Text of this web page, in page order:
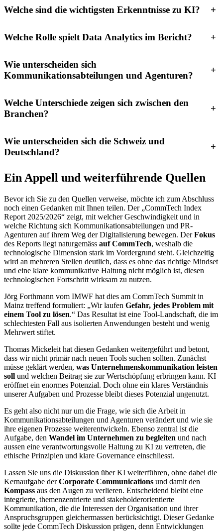
Welche sind die wichtigsten Erkenntnisse zu KI? +
Welche Rolle spielt Data Analytics im Bericht? +
Wie unterscheiden sich
Kommunikationsabteilungen und Agenturen?
+
Welche Unterschiede zeigen sich zwischen den
Branchen?
+
Wie unterscheiden sich die Schweiz und
Deutschland?
+
Ein Appell und weiterführende Quellen
Bevor ich Sie zu den Quellen verweise, möchte ich zum Abschluss
noch einen Gedanken mit Ihnen teilen. Der „CommTech Index
Report 2025/2026“ zeigt, mit welcher Geschwindigkeit und in
welche Richtung sich Kommunikationsabteilungen und PR-
Agenturen auf ihrem Weg der Digitalisierung bewegen. DerFokus
des Reports liegt naturgemäss auf CommTech, weshalb die
technologische Dimension stark im Vordergrund steht. Gleichzeitig
wird an mehreren Stellen deutlich, dass es ohne das richtige Mindset
und eine klare kommunikative Haltung nicht möglich ist, diesen
technologischen Fortschritt wirksam zu nutzen.
Jörg Forthmann vom IMWF hat dies am CommTech Summit in
Mainz treffend formuliert: „Wir laufen Gefahr, jedes Problem mit
einem Tool zu lösen.“ Das Resultat ist eine Tool-Landschaft, die im
schlechtesten Fall aus isolierten Anwendungen besteht und wenig
Mehrwert stiftet.
Thomas Mickeleit hat diesen Gedanken weitergeführt und betont,
dass wir nicht primär nach neuen Tools suchen sollten. Zunächst
müsse geklärt werden, was Unternehmenskommunikation leisten
soll und welchen Beitrag sie zur Wertschöpfung erbringen kann. KI
eröffnet ein enormes Potenzial. Doch ohne ein klares Verständnis
unserer Aufgaben und Prozesse bleibt dieses Potenzial ungenutzt.
Es geht also nicht nur um die Frage, wie sich die Arbeit in
Kommunikationsabteilungen und Agenturen verändert und wie sie
ihre eigenen Prozesse weiterentwickeln. Ebenso zentral ist die
Aufgabe, den Wandel im Unternehmen zu begleiten und nach
aussen eine verantwortungsvolle Haltung zu KI zu vertreten, die
ethische Prinzipien und klare Governance einschliesst.
Lassen Sie uns die Diskussion über KI weiterführen, ohne dabei die
Kernaufgabe derCorporate Communications und damit den
Kompass aus den Augen zu verlieren. Entscheidend bleibt eine
integrierte, themenzentrierte und stakeholderorientierte
Kommunikation, die die Interessen der Organisation und ihrer
Anspruchsgruppen gleichermassen berücksichtigt. Dieser Gedanke
sollte jede CommTech Diskussion prägen, denn Entwicklungen